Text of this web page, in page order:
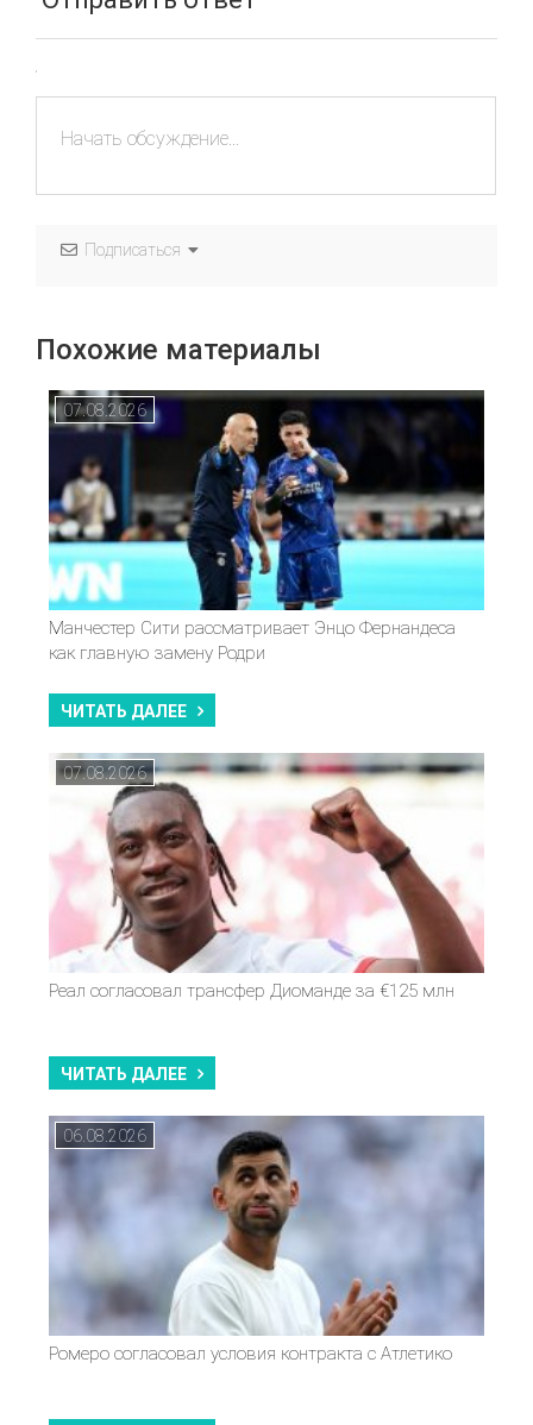
Подписаться
Похожие материалы
07.08.2026
Манчестер Сити рассматривает Энцо Фернандеса
как главную замену Родри
ЧИТАТЬ ДАЛЕЕ
07.08.2026
Реал согласовал трансфер Диоманде за €125 млн
ЧИТАТЬ ДАЛЕЕ
06.08.2026
Ромеро согласовал условия контракта с Атлетико